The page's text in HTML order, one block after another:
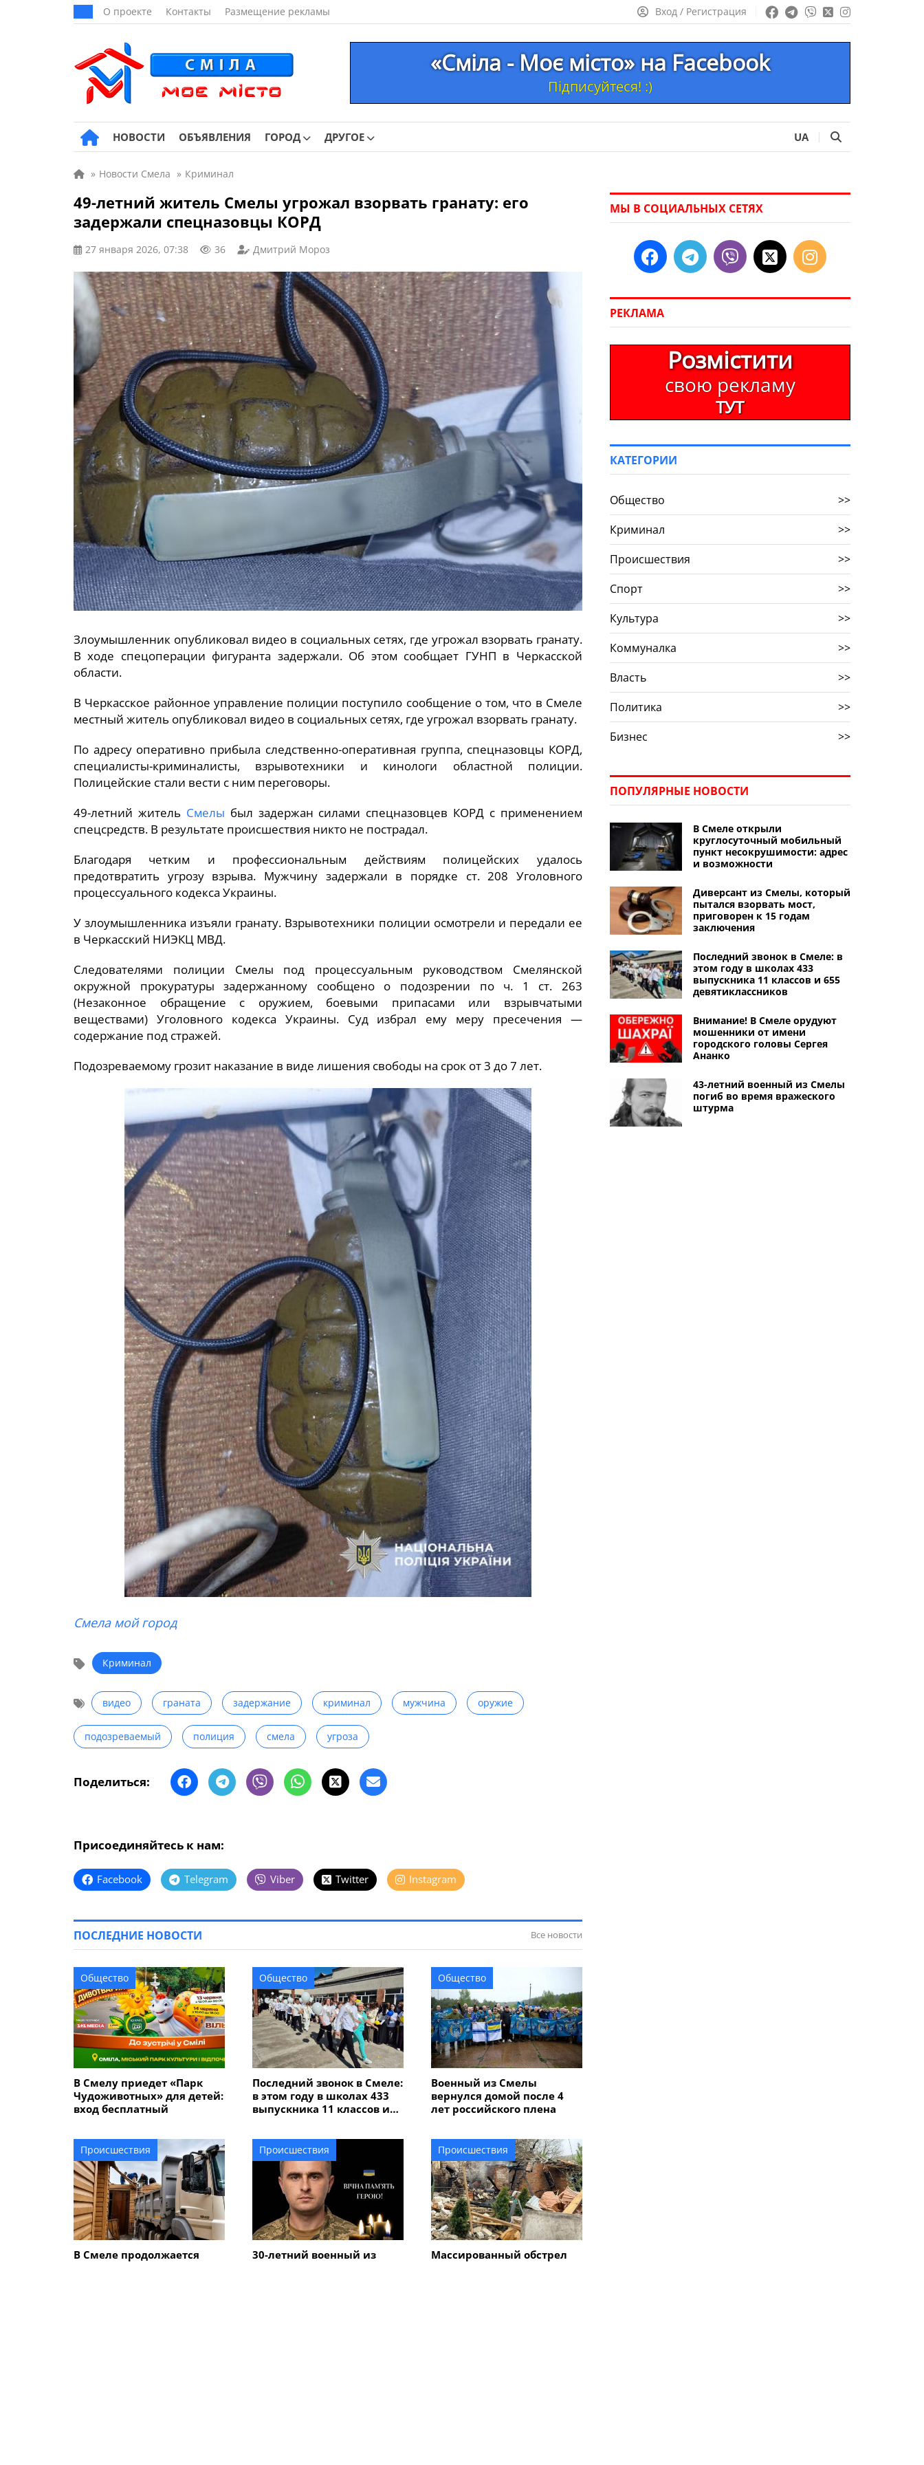
О проекте Контакты Размещение рекламы Вход / Регистрация
«Сміла - Моє місто» на Facebook
Підписуйтеся! :)
НОВОСТИ ОБЪЯВЛЕНИЯ ГОРОД ДРУГОЕ UA
» Новости Смела » Криминал
49-летний житель Смелы угрожал взорвать гранату: его
задержали спецназовцы КОРД
27 января 2026, 07:38 36 Дмитрий Мороз
Злоумышленник опубликовал видео в социальных сетях, где угрожал взорвать гранату.
В ходе спецоперации фигуранта задержали. Об этом сообщает ГУНП в Черкасской
области.
В Черкасское районное управление полиции поступило сообщение о том, что в Смеле
местный житель опубликовал видео в социальных сетях, где угрожал взорвать гранату.
По адресу оперативно прибыла следственно-оперативная группа, спецназовцы КОРД,
специалисты-криминалисты, взрывотехники и кинологи областной полиции.
Полицейские стали вести с ним переговоры.
49-летний житель Смелы был задержан силами спецназовцев КОРД с применением
спецсредств. В результате происшествия никто не пострадал.
Благодаря четким и профессиональным действиям полицейских удалось
предотвратить угрозу взрыва. Мужчину задержали в порядке ст. 208 Уголовного
процессуального кодекса Украины.
У злоумышленника изъяли гранату. Взрывотехники полиции осмотрели и передали ее
в Черкасский НИЭКЦ МВД.
Следователями полиции Смелы под процессуальным руководством Смелянской
окружной прокуратуры задержанному сообщено о подозрении по ч. 1 ст. 263
(Незаконное обращение с оружием, боевыми припасами или взрывчатыми
веществами) Уголовного кодекса Украины. Суд избрал ему меру пресечения —
содержание под стражей.
Подозреваемому грозит наказание в виде лишения свободы на срок от 3 до 7 лет.
Смела мой город
Криминал
видео граната задержание криминал мужчина оружие
подозреваемый полиция смела угроза
Поделиться:
Присоединяйтесь к нам:
Facebook Telegram Viber Twitter Instagram
ПОСЛЕДНИЕ НОВОСТИ Все новости
Общество
В Смелу приедет «Парк
Чудоживотных» для детей:
вход бесплатный
Общество
Последний звонок в Смеле:
в этом году в школах 433
выпускника 11 классов и
Общество
Военный из Смелы
вернулся домой после 4
лет российского плена
Происшествия
В Смеле продолжается
Происшествия
30-летний военный из
Происшествия
Массированный обстрел
МЫ В СОЦИАЛЬНЫХ СЕТЯХ
РЕКЛАМА
Розмістити
свою рекламу
ТУТ
КАТЕГОРИИ
Общество
>>
Криминал
>>
Происшествия
>>
Спорт
>>
Культура
>>
Коммуналка
>>
Власть
>>
Политика
>>
Бизнес
>>
ПОПУЛЯРНЫЕ НОВОСТИ
В Смеле открыли
круглосуточный мобильный
пункт несокрушимости: адрес
и возможности
Диверсант из Смелы, который
пытался взорвать мост,
приговорен к 15 годам
заключения
Последний звонок в Смеле: в
этом году в школах 433
выпускника 11 классов и 655
девятиклассников
Внимание! В Смеле орудуют
мошенники от имени
городского головы Сергея
Ананко
43-летний военный из Смелы
погиб во время вражеского
штурма